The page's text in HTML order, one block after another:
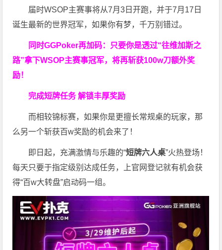
届时WSOP主赛事将从7月3日开跑，并于7月17日
诞生最新的世界冠军，如果你有梦，千万别错过。
同时GGPoker再加码：只要你是透过“往维加斯之
路”拿下WSOP主赛事冠军，将再斩获100w刀额外奖
励！
完成短牌任务 解锁丰厚奖励
而相较锦标赛，如果你是更擅长常规桌的玩家，那
么另一个斩获百w奖励的机会来了！
即日起，充满激情与乐趣的“短牌六人桌”火热登场！
每天只要于指定级别达成任务，上官网登记就有机会获
得“百w大转盘”启动码一组。